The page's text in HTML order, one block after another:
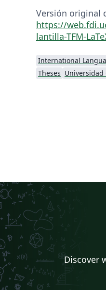
Versión original
https://
lantilla-TFM-
International
Theses
Discover